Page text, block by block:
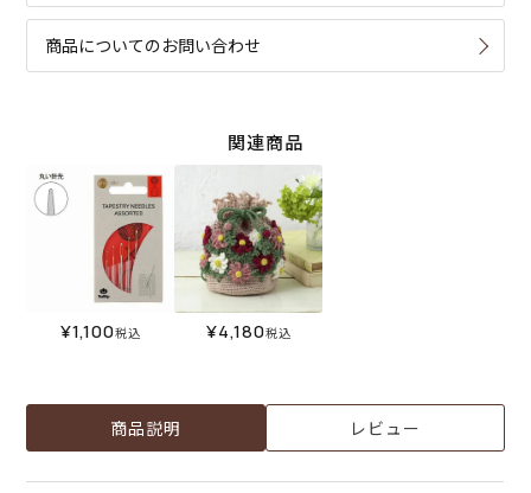
商品についてのお問い合わせ
関連商品
¥1,100税込 ¥4,180税込
商品説明 レビュー